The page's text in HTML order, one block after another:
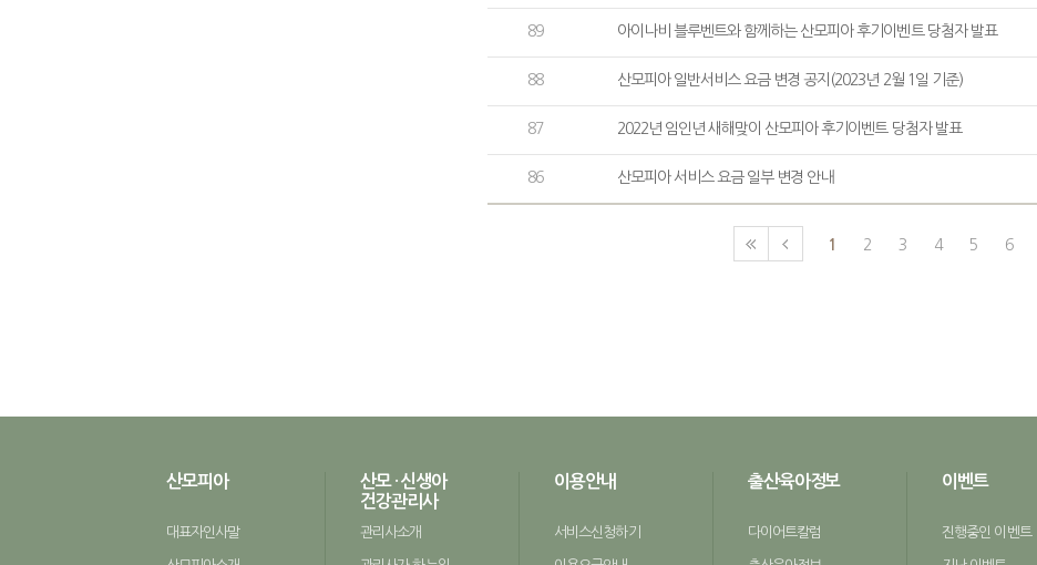
89 아이나비 블루벤트와 함께하는 산모피아 후기이벤트 당첨자 발표
88 산모피아 일반서비스 요금 변경 공지(2023년 2월 1일 기준)
87 2022년 임인년 새해맞이 산모피아 후기이벤트 당첨자 발표
86 산모피아 서비스 요금 일부 변경 안내
1 2 3 4 5 6
산모피아
대표자인사말
산모 · 신생아
건강관리사
관리사소개
이용안내
서비스신청하기
출산육아정보
다이어트칼럼
이벤트
진행중인 이벤트